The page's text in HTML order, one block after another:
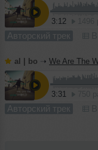
3:12
Авторский трек
al | bo ➝ We Are The
3:31
Авторский трек